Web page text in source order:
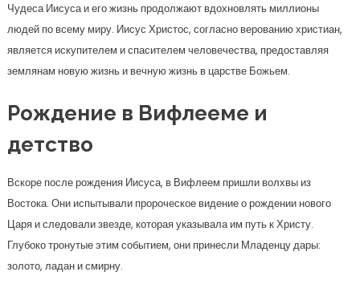
Чудеса Иисуса и его жизнь продолжают вдохновлять миллионы
людей по всему миру. Иисус Христос, согласно верованию христиан,
является искупителем и спасителем человечества, предоставляя
землянам новую жизнь и вечную жизнь в царстве Божьем.
Рождение в Вифлееме и
детство
Вскоре после рождения Иисуса, в Вифлеем пришли волхвы из
Востока. Они испытывали пророческое видение о рождении нового
Царя и следовали звезде, которая указывала им путь к Христу.
Глубоко тронутые этим событием, они принесли Младенцу дары:
золото, ладан и смирну.